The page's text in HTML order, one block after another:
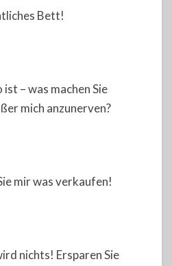
Bett!
– was machen Sie
mich anzunerven?
mir was verkaufen!
nichts! Ersparen Sie